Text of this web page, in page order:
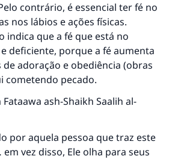
contrário, é essencial ter fé no
nos lábios e ações físicas.
indica que a fé que está no
deficiente, porque a fé aumenta
adoração e obediência (obras
cometendo pecado.
ash-Shaikh Saalih al-
por aquela pessoa que traz este
vez disso, Ele olha para seus